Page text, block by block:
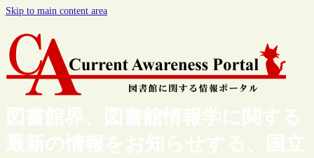
Skip to main content area
図書館界、図書館情報学に関する
最新の情報をお知らせする、国立